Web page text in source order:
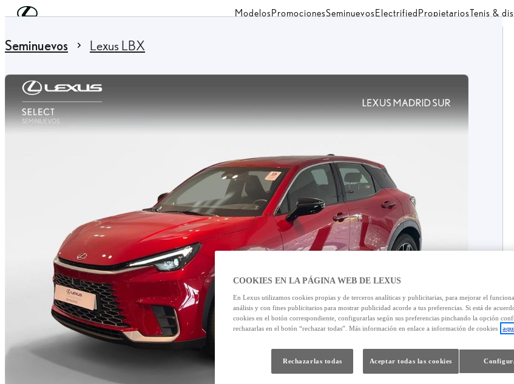
Skip to Main Content ModelosPromocionesSeminuevosElectrifiedPropietariosTenis &
Seminuevos Lexus LBX
COOKIES EN LA PÁGINA WEB DE LEXUS
En Lexus utilizamos cookies propias y de terceros analíticas y publicitarias, para mejorar el
análisis y con fines publicitarios para mostrar publicidad acorde a tus preferencias. Si está de
cookies en el botón correspondiente, configurarlas según sus preferencias pinchando la opción
rechazarlas en el botón “rechazar todas”. Más información en enlace a información de cookies
Rechazarlas todas Aceptar todas las cookies